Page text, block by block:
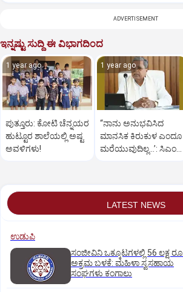
ADVERTISEMENT
ಇನ್ನಷ್ಟು ಸುದ್ದಿ ಈ ವಿಭಾಗದಿಂದ
1 year ago
ಪುತ್ತೂರು: ಕೋಟಿ ಚೆನ್ನಯರ
ಹುಟ್ಟೂರ ಶಾಲೆಯಲ್ಲಿ ಅಷ್ಟ
ಅವಳಿಗಳು!
1 year ago
“ನಾನು ಅನುಭವಿಸಿದ
ಮಾನಸಿಕ ಕಿರುಕುಳ ಎಂದೂ
ಮರೆಯುವುದಿಲ್ಲ…’: ಸಿಎಂ
LATEST NEWS
ಉಡುಪಿ
ಸಂಜೀವಿನಿ ಒಕ್ಕೂಟಗಳಲ್ಲಿ 56 ಲಕ್ಷ ರೂ.
ಅಕ್ರಮ ಬಳಕೆ: ಮಹಿಳಾ ಸ್ವಸಹಾಯ
ಸಂಘಗಳು ಕಂಗಾಲು